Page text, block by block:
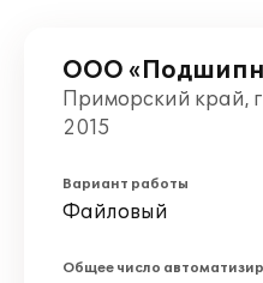
ООО
Приморский край,
2015
Вариант работы
Файловый
Общее число